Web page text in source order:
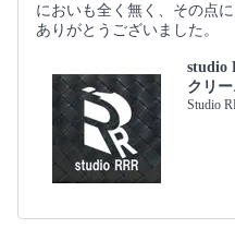
においも全く無く、その点
ありがとうございました。
studio
クリ
Studio